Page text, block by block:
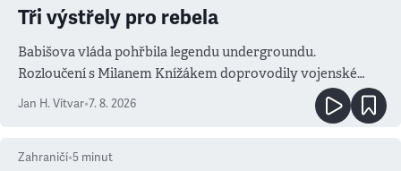
Tři výstřely pro rebela
Babišova vláda pohřbila legendu undergroundu.
Rozloučení s Milanem Knížákem doprovodily vojenské
salvy i kritika pokrokářů
Jan H. Vitvar•7. 8. 2026
Zahraničí•5 minut